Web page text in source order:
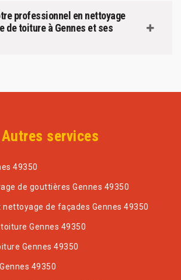
professionnel en nettoyage
de toiture à Gennes et ses
Autres services
49350
de gouttières Gennes 49350
nettoyage de façades Gennes 49350
Gennes 49350
Gennes 49350
49350